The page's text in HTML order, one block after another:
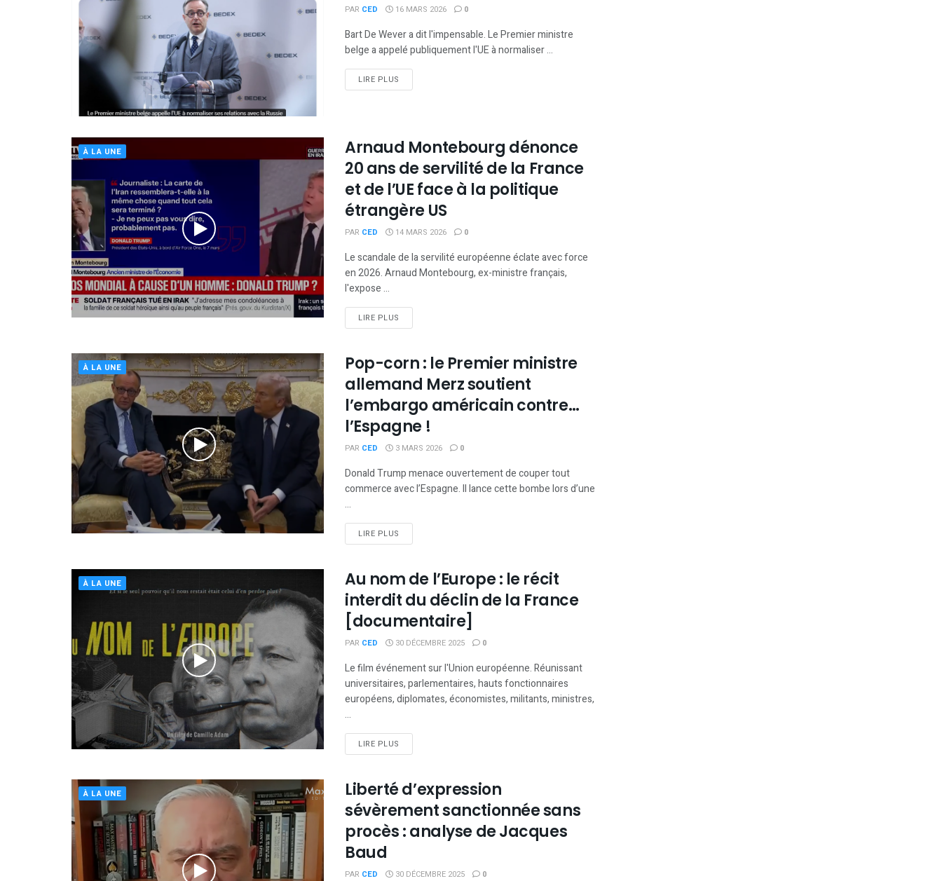
PAR CED 16 MARS 2026 0
Bart De Wever a dit l'impensable. Le Premier ministre
belge a appelé publiquement l'UE à normaliser ...
LIRE PLUS
À LA UNE
Arnaud Montebourg dénonce
20 ans de servilité de la France
et de l’UE face à la politique
étrangère US
PAR CED 14 MARS 2026 0
Le scandale de la servilité européenne éclate avec force
en 2026. Arnaud Montebourg, ex-ministre français,
l'expose ...
LIRE PLUS
À LA UNE
Pop-corn : le Premier ministre
allemand Merz soutient
l’embargo américain contre…
l’Espagne !
PAR CED 3 MARS 2026 0
Donald Trump menace ouvertement de couper tout
commerce avec l’Espagne. Il lance cette bombe lors d’une
...
LIRE PLUS
À LA UNE
Au nom de l’Europe : le récit
interdit du déclin de la France
[documentaire]
PAR CED 30 DÉCEMBRE 2025 0
Le film événement sur l'Union européenne. Réunissant
universitaires, parlementaires, hauts fonctionnaires
européens, diplomates, économistes, militants, ministres,
...
LIRE PLUS
À LA UNE
Liberté d’expression
sévèrement sanctionnée sans
procès : analyse de Jacques
Baud
PAR CED 30 DÉCEMBRE 2025 0